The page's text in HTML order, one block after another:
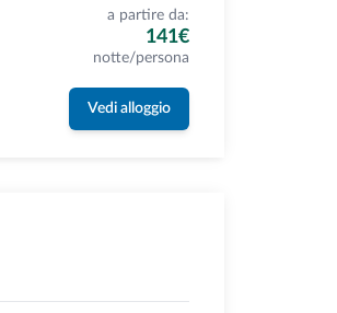
a partire da:
141€
notte/persona
Vedi alloggio